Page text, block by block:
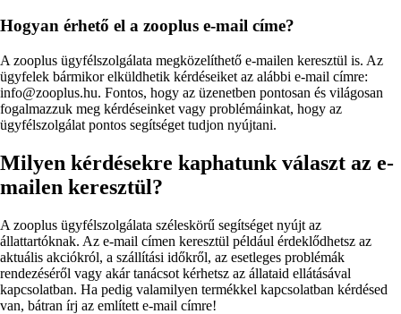
Hogyan érhető el a zooplus e-mail címe?
A zooplus ügyfélszolgálata megközelíthető e-mailen keresztül is. Az
ügyfelek bármikor elküldhetik kérdéseiket az alábbi e-mail címre:
info@zooplus.hu. Fontos, hogy az üzenetben pontosan és világosan
fogalmazzuk meg kérdéseinket vagy problémáinkat, hogy az
ügyfélszolgálat pontos segítséget tudjon nyújtani.
Milyen kérdésekre kaphatunk választ az e-
mailen keresztül?
A zooplus ügyfélszolgálata széleskörű segítséget nyújt az
állattartóknak. Az e-mail címen keresztül például érdeklődhetsz az
aktuális akciókról, a szállítási időkről, az esetleges problémák
rendezéséről vagy akár tanácsot kérhetsz az állataid ellátásával
kapcsolatban. Ha pedig valamilyen termékkel kapcsolatban kérdésed
van, bátran írj az említett e-mail címre!